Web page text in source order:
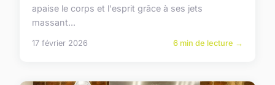
apaise le corps et l'esprit grâce à ses jets
massant...
17 février 2026 6 min de lecture →